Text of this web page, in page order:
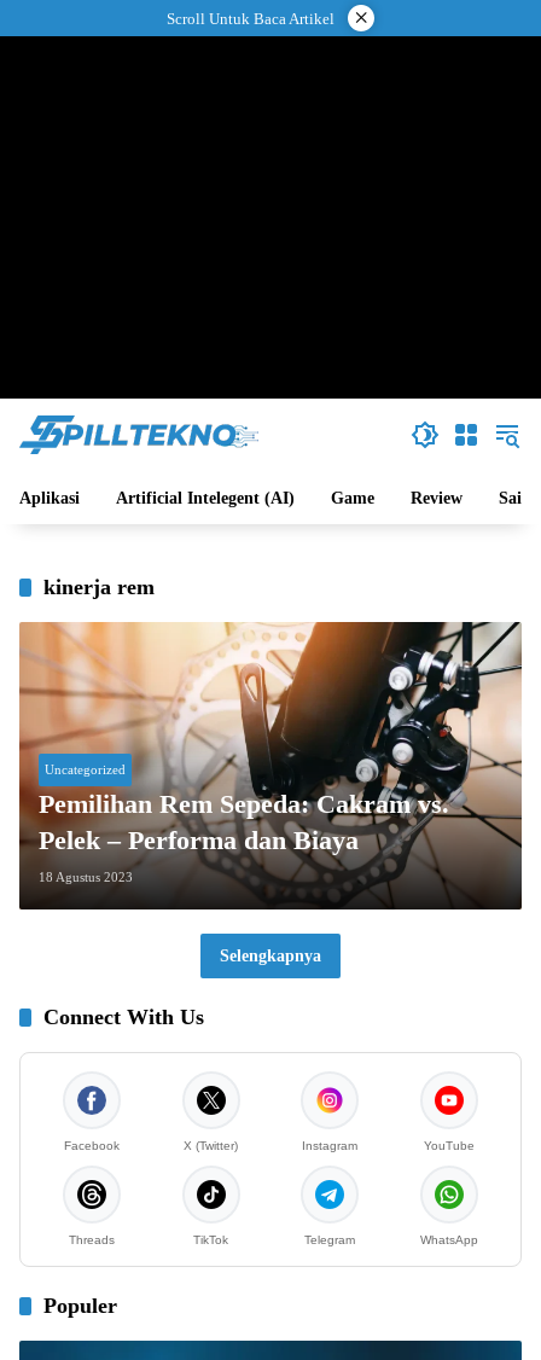
ke
Scroll Untuk Baca Artikel ×
Aplikasi Artificial Intelegent (AI) Game Review Sains
kinerja rem
Uncategorized
Pemilihan Rem Sepeda: Cakram vs.
Pelek – Performa dan Biaya
18 Agustus 2023
Selengkapnya
Connect With Us
Facebook X (Twitter) Instagram YouTube
Threads TikTok Telegram WhatsApp
Populer